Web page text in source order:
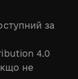
за
4.0
не